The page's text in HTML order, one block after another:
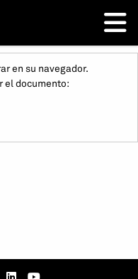
en su navegador.
el documento: